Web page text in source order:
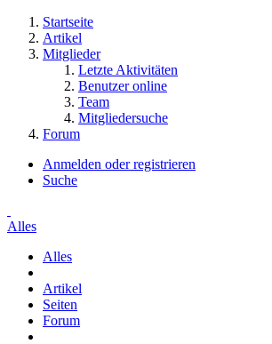
Startseite
Artikel
Mitglieder
Letzte Aktivitäten
Benutzer online
Team
Mitgliedersuche
Forum
Anmelden oder registrieren
Suche
Alles
Alles
Artikel
Seiten
Forum